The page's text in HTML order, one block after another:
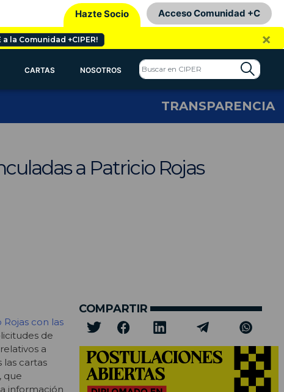
Hazte Socio Acceso Comunidad +C
a la Comunidad +CIPER! ×
CARTAS NOSOTROS
TRANSPARENCIA
a Patricio Rojas
con las
de
a
las cartas
que
información
COMPARTIR